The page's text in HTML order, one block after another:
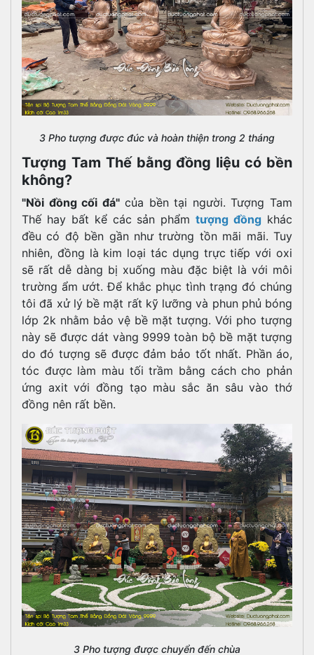
3 Pho tượng được đúc và hoàn thiện trong 2 tháng
Tượng Tam Thế bằng đồng liệu có bền
không?
"Nồi đồng cối đá"của bền tại người. Tượng Tam
Thế hay bất kể các sản phẩmtượng đồng khác
đều có độ bền gần như trường tồn mãi mãi. Tuy
nhiên, đồng là kim loại tác dụng trực tiếp với oxi
sẽ rất dễ dàng bị xuống màu đặc biệt là với môi
trường ẩm ướt. Để khắc phục tình trạng đó chúng
tôi đã xử lý bề mặt rất kỹ lưỡng và phun phủ bóng
lớp 2k nhằm bảo vệ bề mặt tượng. Với pho tượng
này sẽ được dát vàng 9999 toàn bộ bề mặt tượng
do đó tượng sẽ được đảm bảo tốt nhất. Phần áo,
tóc được làm màu tối trầm bằng cách cho phản
ứng axit với đồng tạo màu sắc ăn sâu vào thớ
đồng nên rất bền.
3 Pho tượng được chuyển đến chùa